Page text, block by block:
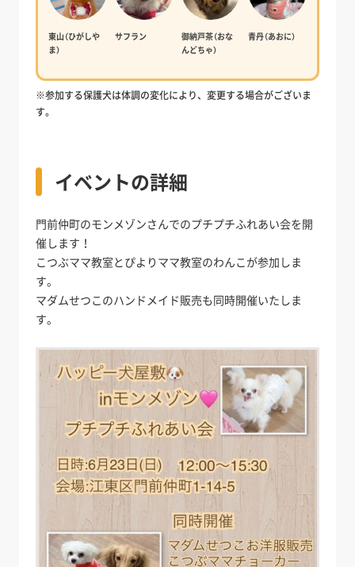
東山（ひがしや
ま）
サフラン
御納戸茶（おな
んどちゃ）
青丹（あおに）
※参加する保護犬は体調の変化により、変更する場合がございま
す。
イベントの詳細
門前仲町のモンメゾンさんでのプチプチふれあい会を開
催します！
こつぶママ教室とぴよりママ教室のわんこが参加しま
す。
マダムせつこのハンドメイド販売も同時開催いたしま
す。